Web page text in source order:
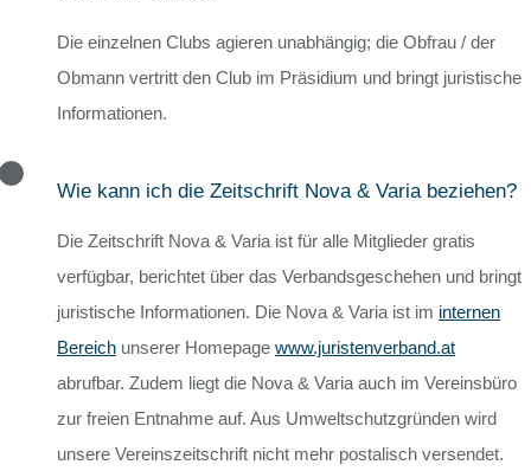
Die einzelnen Clubs agieren unabhängig; die Obfrau / der
Obmann vertritt den Club im Präsidium und bringt juristische
Informationen.
Wie kann ich die Zeitschrift Nova & Varia beziehen?
Die Zeitschrift Nova & Varia ist für alle Mitglieder gratis
verfügbar, berichtet über das Verbandsgeschehen und bringt
juristische Informationen. Die Nova & Varia ist im internen
Bereich unserer Homepage www.juristenverband.at
abrufbar. Zudem liegt die Nova & Varia auch im Vereinsbüro
zur freien Entnahme auf. Aus Umweltschutzgründen wird
unsere Vereinszeitschrift nicht mehr postalisch versendet.